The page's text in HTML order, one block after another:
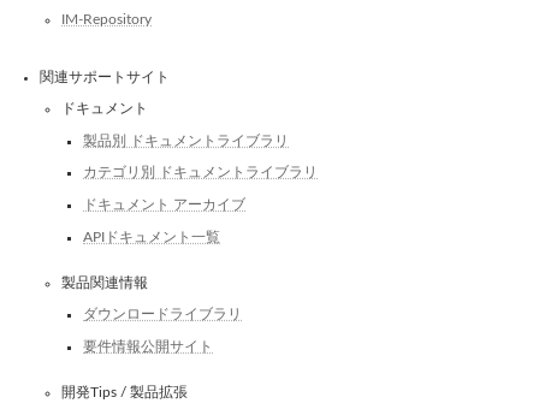
IM-Repository
関連サポートサイト
ドキュメント
製品別 ドキュメントライブラリ
カテゴリ別 ドキュメントライブラリ
ドキュメント アーカイブ
APIドキュメント一覧
製品関連情報
ダウンロードライブラリ
要件情報公開サイト
開発Tips / 製品拡張